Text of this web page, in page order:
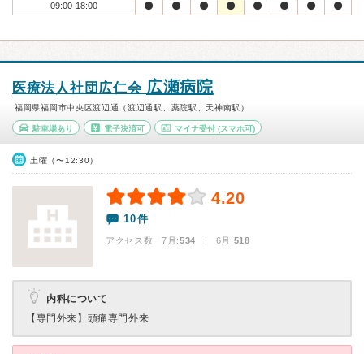
09:00-18:00
医療法人社団広仁会 広瀬病院
福岡県福岡市中央区渡辺通（渡辺通駅、薬院駅、天神南駅）
駐車場あり 電子決済可 マイナ受付 (スマホ可)
土曜（〜12:30）
4.20
10件
アクセス数 7月:534 | 6月:518
内科について
【専門外来】 頭痛専門外来